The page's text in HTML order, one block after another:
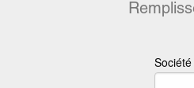
Société